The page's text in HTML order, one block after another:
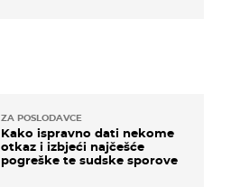
ZA POSLODAVCE
Kako ispravno dati nekome
otkaz i izbjeći najčešće
pogreške te sudske sporove